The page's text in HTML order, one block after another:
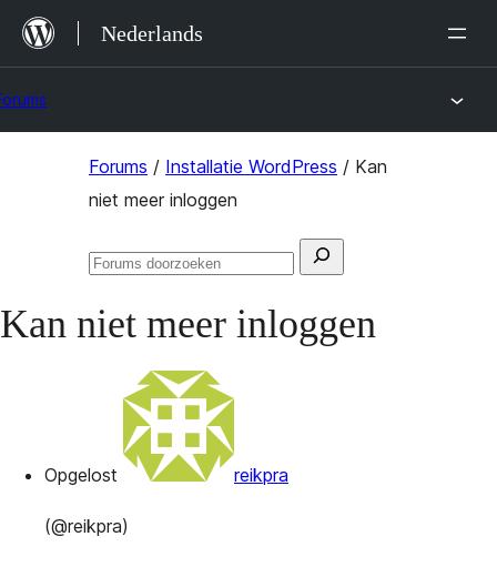
naar
Nederlands
Forums / Installatie WordPress / Kan
niet meer inloggen
Zoeken
Forums
Kan niet meer inloggen
Opgelost reikpra
(@reikpra)